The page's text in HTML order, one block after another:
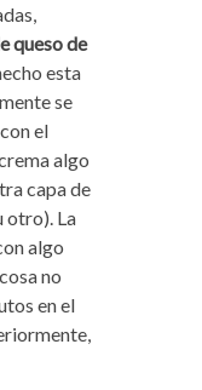
queso de
esta
se
el
algo
capa de
otro). La
algo
no
en el